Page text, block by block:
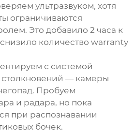
ультразвуком, хотя
ограничиваются
Это добавило 2 часа к
количество warranty
с системой
— камеры
Пробуем
и радара, но пока
при распознавании
бочек.